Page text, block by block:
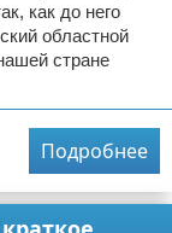
как до него
областной
стране
Подробнее